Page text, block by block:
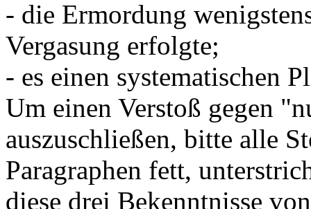
- die Ermordung
Vergasung erfolgte;
- es einen systematischen
Um einen Verstoß gegen
auszuschließen, bitte alle
Paragraphen fett,
diese drei Bekenntnisse